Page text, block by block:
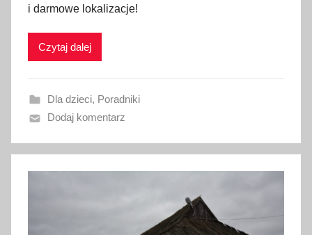
i
w
n
o
9
s
i darmowe lokalizacje!
Czytaj dalej
Dla dzieci, Poradniki
Dodaj komentarz